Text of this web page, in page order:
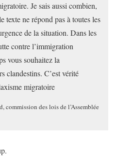
Je sais aussi combien,
texte ne répond pas à toutes les
de la situation. Dans les
contre l’immigration
vous souhaitez la
clandestins. C’est vérité
migratoire
commission des lois de l’Assemblée